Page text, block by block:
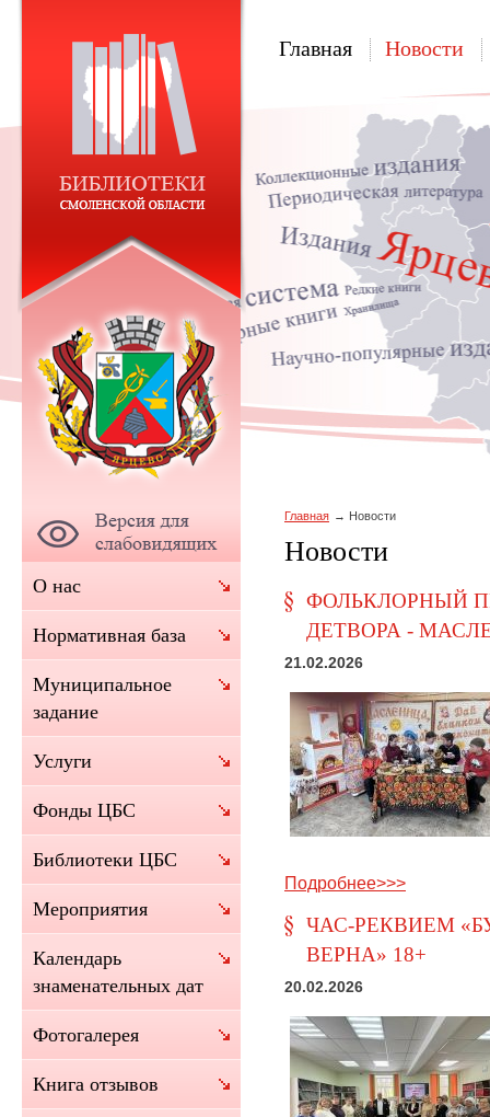
Главная Новости
Главная Новости
Новости
ФОЛЬКЛОРНЫЙ
ДЕТВОРА -
21.02.2026
Подробнее>>>
ЧАС-РЕКВИЕМ
ВЕРНА» 18+
20.02.2026
О нас
Нормативная база
Муниципальное
задание
Услуги
Фонды ЦБС
Библиотеки ЦБС
Мероприятия
Календарь
знаменательных дат
Фотогалерея
Книга отзывов